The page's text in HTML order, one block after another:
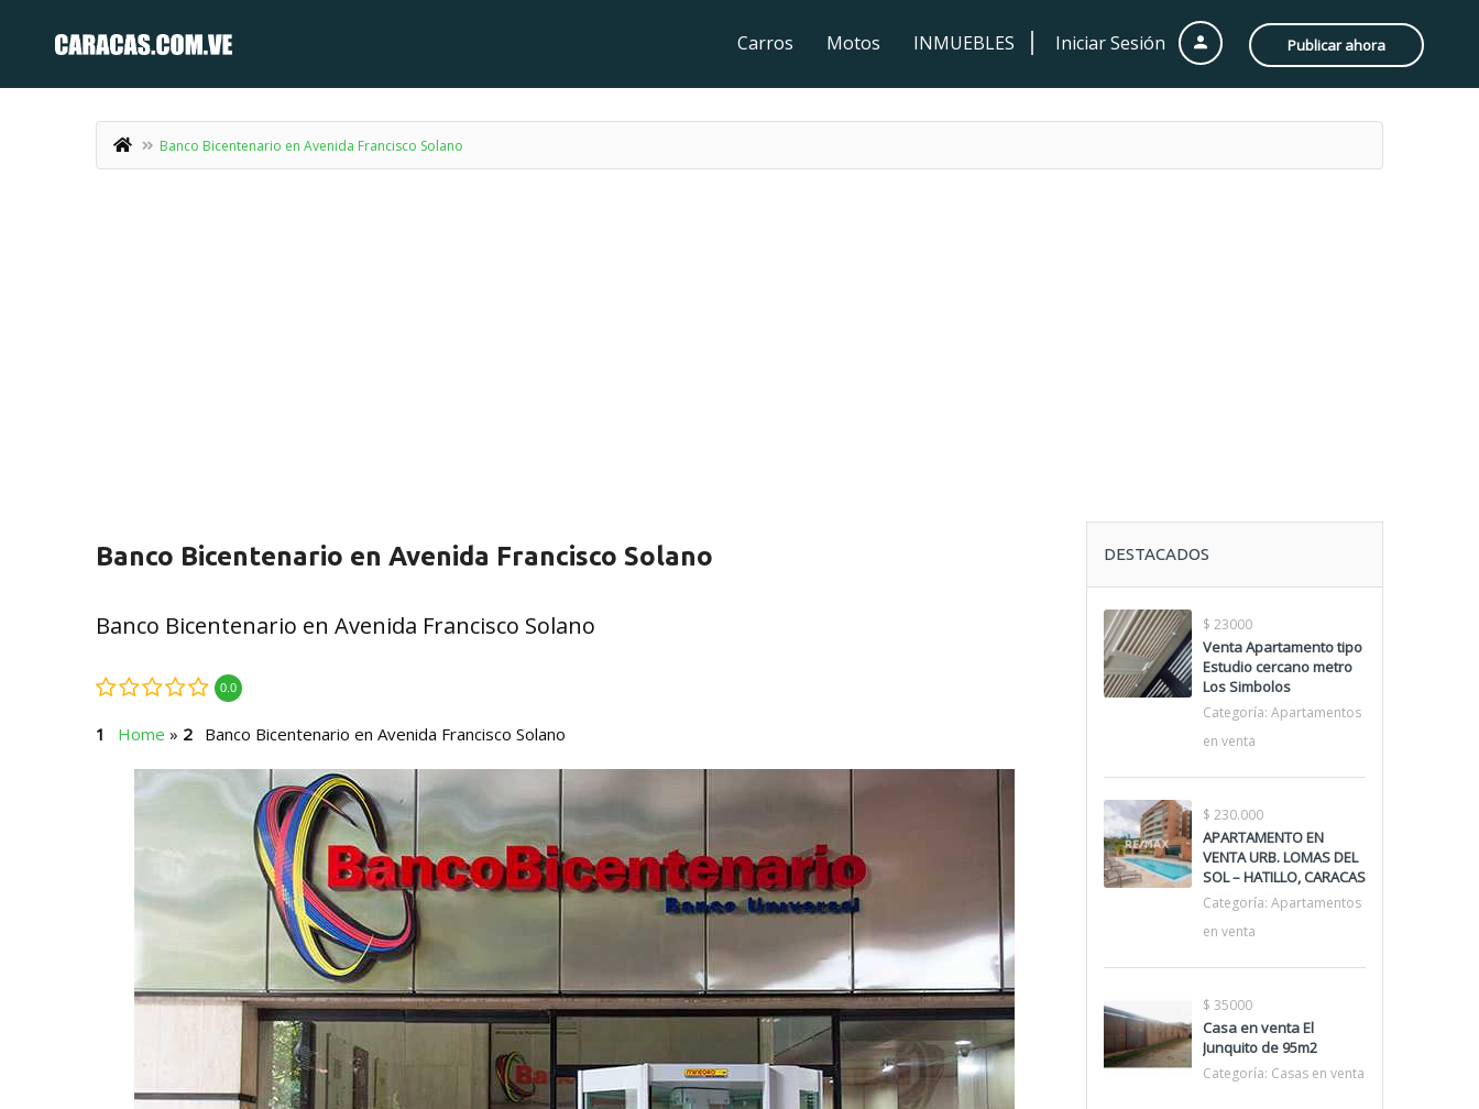
Iniciar Sesión Publicar ahora
Carros Motos INMUEBLES
Banco Bicentenario en Avenida Francisco Solano
Banco Bicentenario en Avenida Francisco Solano
Banco Bicentenario en Avenida Francisco Solano
0.0
Home » Banco Bicentenario en Avenida Francisco Solano
DESTACADOS
$ 23000
Venta Apartamento tipo
Estudio cercano metro
Los Simbolos
Categoría: Apartamentos
en venta
$ 230.000
APARTAMENTO EN
VENTA URB. LOMAS DEL
SOL – HATILLO, CARACAS
Categoría: Apartamentos
en venta
$ 35000
Casa en venta El
Junquito de 95m2
Categoría: Casas en venta